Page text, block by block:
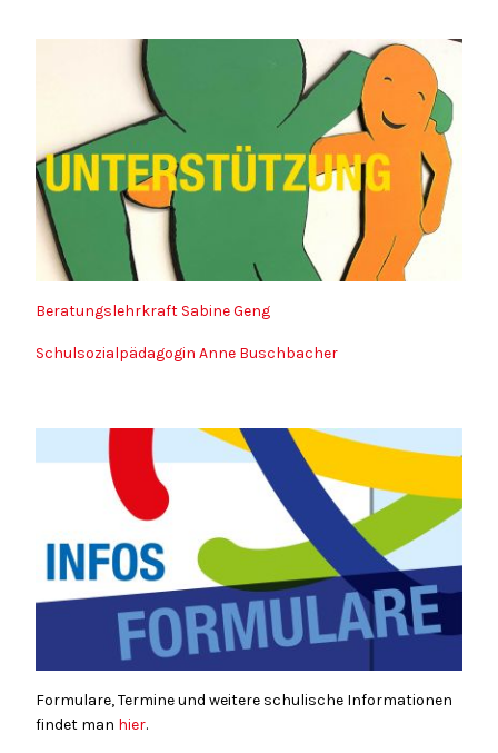
Beratungslehrkraft Sabine Geng
Schulsozialpädagogin Anne Buschbacher
Formulare, Termine und weitere schulische Informationen
findet man hier.